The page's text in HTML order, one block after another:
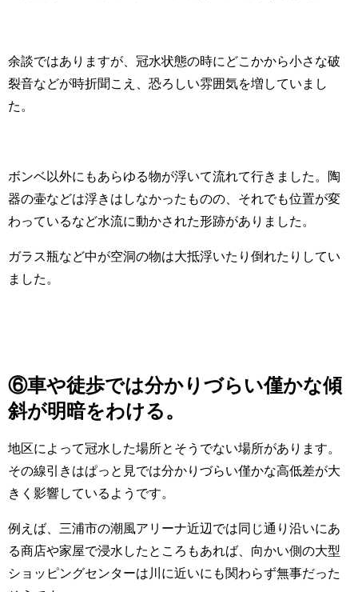
余談ではありますが、冠水状態の時にどこかから小さな破
裂音などが時折聞こえ、恐ろしい雰囲気を増していまし
た。
ボンベ以外にもあらゆる物が浮いて流れて行きました。陶
器の壷などは浮きはしなかったものの、それでも位置が変
わっているなど水流に動かされた形跡がありました。
ガラス瓶など中が空洞の物は大抵浮いたり倒れたりしてい
ました。
⑥車や徒歩では分かりづらい僅かな傾
斜が明暗をわける。
地区によって冠水した場所とそうでない場所があります。
その線引きはぱっと見では分かりづらい僅かな高低差が大
きく影響しているようです。
例えば、三浦市の潮風アリーナ近辺では同じ通り沿いにあ
る商店や家屋で浸水したところもあれば、向かい側の大型
ショッピングセンターは川に近いにも関わらず無事だった